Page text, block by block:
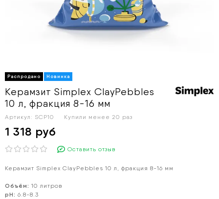
Керамзит Simplex ClayPebbles
10 л, фракция 8-16 мм
Артикул: SCP10 Купили менее 20 раз
1 318 руб
Оставить отзыв
Керамзит Simplex ClayPebbles 10 л, фракция 8-16 мм
Объём: 10 литров
pH: 6.8-8.3